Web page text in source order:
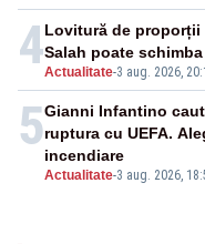
4Actualitate-3 aug. 2026,
Lovitură de proporții
Salah poate
5
Actualitate-3 aug. 2026,
Gianni Infantino
ruptura cu UEFA.
incendiare